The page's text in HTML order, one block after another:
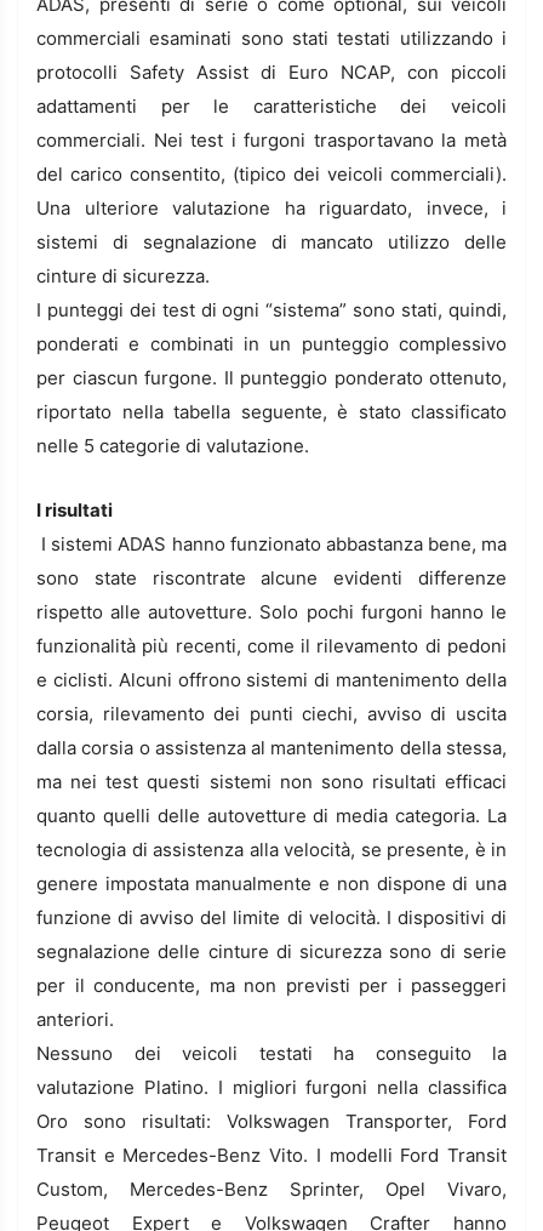
commerciali esaminati sono stati testati utilizzando i
protocolli Safety Assist di Euro NCAP, con piccoli
adattamenti per le caratteristiche dei veicoli
commerciali. Nei test i furgoni trasportavano la metà
del carico consentito, (tipico dei veicoli commerciali).
Una ulteriore valutazione ha riguardato, invece, i
sistemi di segnalazione di mancato utilizzo delle
cinture di sicurezza.
I punteggi dei test di ogni “sistema” sono stati, quindi,
ponderati e combinati in un punteggio complessivo
per ciascun furgone. Il punteggio ponderato ottenuto,
riportato nella tabella seguente, è stato classificato
nelle 5 categorie di valutazione.
I risultati
I sistemi ADAS hanno funzionato abbastanza bene, ma
sono state riscontrate alcune evidenti differenze
rispetto alle autovetture. Solo pochi furgoni hanno le
funzionalità più recenti, come il rilevamento di pedoni
e ciclisti. Alcuni offrono sistemi di mantenimento della
corsia, rilevamento dei punti ciechi, avviso di uscita
dalla corsia o assistenza al mantenimento della stessa,
ma nei test questi sistemi non sono risultati efficaci
quanto quelli delle autovetture di media categoria. La
tecnologia di assistenza alla velocità, se presente, è in
genere impostata manualmente e non dispone di una
funzione di avviso del limite di velocità. I dispositivi di
segnalazione delle cinture di sicurezza sono di serie
per il conducente, ma non previsti per i passeggeri
anteriori.
Nessuno dei veicoli testati ha conseguito la
valutazione Platino. I migliori furgoni nella classifica
Oro sono risultati: Volkswagen Transporter, Ford
Transit e Mercedes-Benz Vito. I modelli Ford Transit
Custom, Mercedes-Benz Sprinter, Opel Vivaro,
Peugeot Expert e Volkswagen Crafter hanno